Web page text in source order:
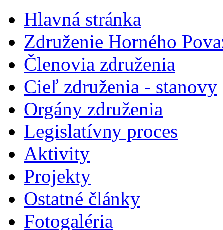
Hlavná stránka
Združenie Horného
Členovia združenia
Cieľ združenia - stanovy
Orgány združenia
Legislatí­vny proces
Aktivity
Projekty
Ostatné články
Fotogaléria